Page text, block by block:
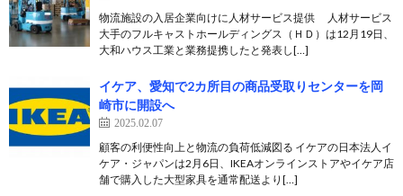
物流施設の入居企業向けに人材サービス提供 人材サービス
大手のフルキャストホールディングス（ＨＤ）は12月19日、
大和ハウス工業と業務提携したと発表し[…]
イケア、愛知で2カ所目の商品受取りセンターを岡
崎市に開設へ
2025.02.07
顧客の利便性向上と物流の負荷低減図る イケアの日本法人イ
ケア・ジャパンは2月6日、IKEAオンラインストアやイケア店
舗で購入した大型家具を通常配送より[…]